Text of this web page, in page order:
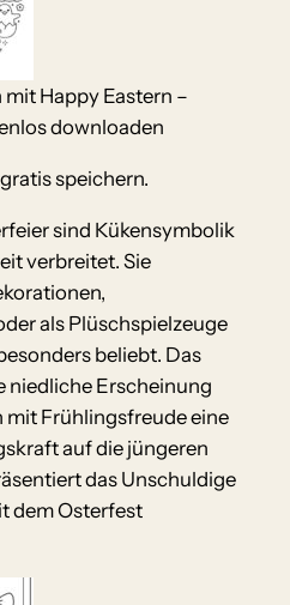
Happy Eastern –
downloaden
speichern.
sind Kükensymbolik
verbreitet. Sie
als Plüschspielzeuge
beliebt. Das
niedliche Erscheinung
mit Frühlingsfreude eine
auf die jüngeren
das Unschuldige
dem Osterfest